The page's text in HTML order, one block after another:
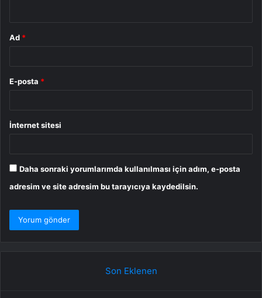
Ad *
E-posta *
İnternet sitesi
Daha sonraki yorumlarımda kullanılması için adım, e-posta
adresim ve site adresim bu tarayıcıya kaydedilsin.
Son Eklenen